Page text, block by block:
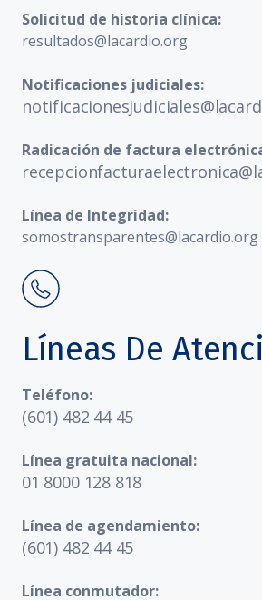
Solicitud de historia clínica:
resultados@lacardio.org
Notificaciones judiciales:
Radicación de factura
Línea de Integridad:
somostransparentes@lacardio.org
Líneas De
Teléfono:
(601) 482 44 45
Línea gratuita nacional:
01 8000 128 818
Línea de agendamiento:
(601) 482 44 45
Línea conmutador: